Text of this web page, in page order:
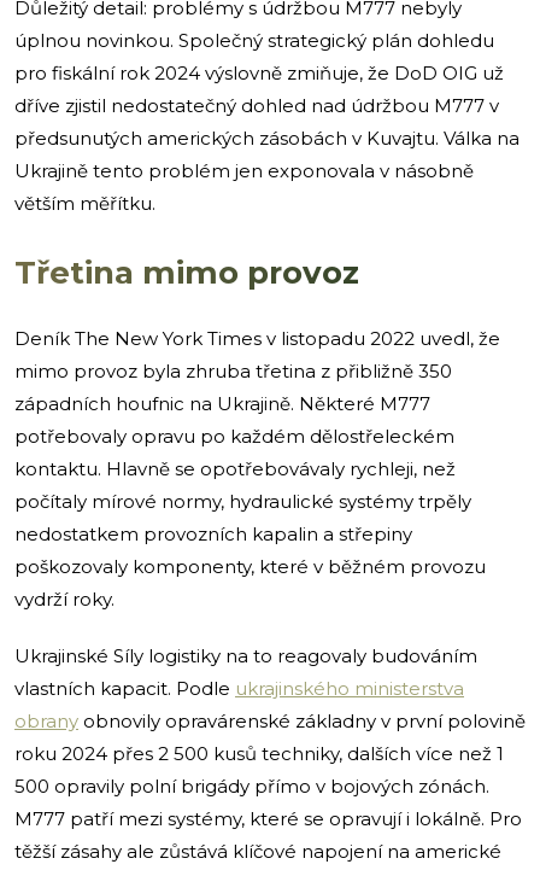
Důležitý detail: problémy s údržbou M777 nebyly
úplnou novinkou. Společný strategický plán dohledu
pro fiskální rok 2024 výslovně zmiňuje, že DoD OIG už
dříve zjistil nedostatečný dohled nad údržbou M777 v
předsunutých amerických zásobách v Kuvajtu. Válka na
Ukrajině tento problém jen exponovala v násobně
větším měřítku.
Třetina mimo provoz
Deník The New York Times v listopadu 2022 uvedl, že
mimo provoz byla zhruba třetina z přibližně 350
západních houfnic na Ukrajině. Některé M777
potřebovaly opravu po každém dělostřeleckém
kontaktu. Hlavně se opotřebovávaly rychleji, než
počítaly mírové normy, hydraulické systémy trpěly
nedostatkem provozních kapalin a střepiny
poškozovaly komponenty, které v běžném provozu
vydrží roky.
Ukrajinské Síly logistiky na to reagovaly budováním
vlastních kapacit. Podle ukrajinského ministerstva
obrany obnovily opravárenské základny v první polovině
roku 2024 přes 2 500 kusů techniky, dalších více než 1
500 opravily polní brigády přímo v bojových zónách.
M777 patří mezi systémy, které se opravují i lokálně. Pro
těžší zásahy ale zůstává klíčové napojení na americké